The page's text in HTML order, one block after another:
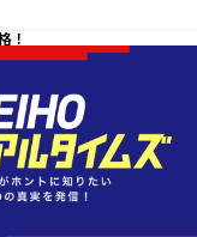
！